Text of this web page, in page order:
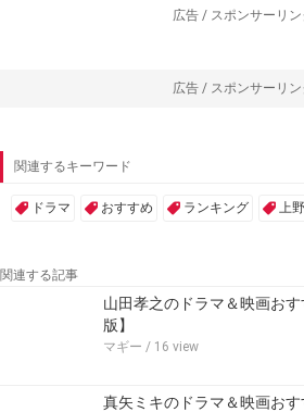
広告 / スポンサーリン
広告 / スポンサーリン
関連するキーワード
ドラマ おすすめ ランキング 上
関連する記事
山田孝之のドラマ＆映画お
版】
マギー / 16 view
真矢ミキのドラマ＆映画お